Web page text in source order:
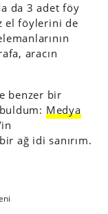
da 3 adet föy
el föylerini de
aracın
benzer bir
Medya
ağ idi sanırım.